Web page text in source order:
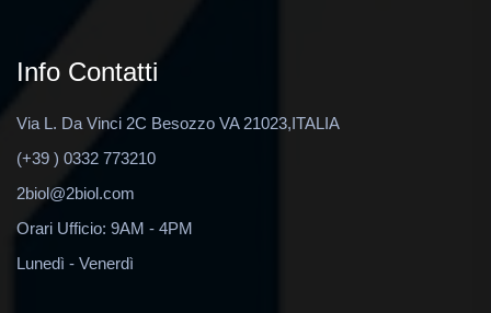
Info Contatti
Via L. Da Vinci 2C Besozzo VA 21023,ITALIA
(+39 ) 0332 773210
2biol@2biol.com
Orari Ufficio: 9AM - 4PM
Lunedì - Venerdì